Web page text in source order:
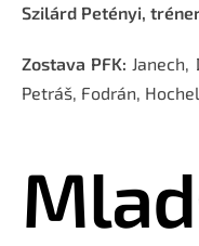
Szilárd Petényi,
Zostava PFK: Janech,
Petráš, Fodrán,